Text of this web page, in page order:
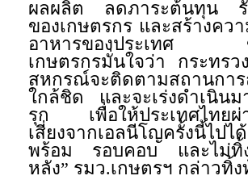
ผลผลิต ลดภาระต้นทุน รั
ของเกษตรกร และสร้างคว
อาหารของประเทศ ข
เกษตรกรมั่นใจว่า กระทรว
สหกรณ์จะติดตามสถานกา
ใกล้ชิด และจะเร่งดำเนินม
รุก เพื่อให้ประเทศไทยผ่
เสี่ยงจากเอลนีโญครั้งนี้ไปไ
พร้อม รอบคอบ และไม่ทิ้ง
หลัง” รมว.เกษตรฯ กล่าวทิ้ง